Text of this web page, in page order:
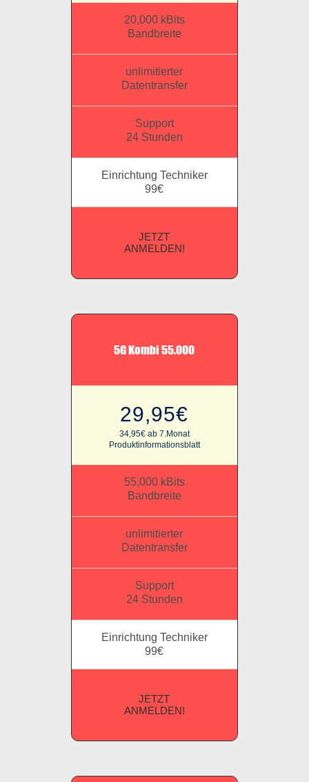
20,000 kBits
Bandbreite
unlimitierter
Datentransfer
Support
24 Stunden
Einrichtung Techniker
99€
JETZT
ANMELDEN!
5G Kombi 55.000
29,95€
34,95€ ab 7.Monat
Produktinformationsblatt
55,000 kBits
Bandbreite
unlimitierter
Datentransfer
Support
24 Stunden
Einrichtung Techniker
99€
JETZT
ANMELDEN!